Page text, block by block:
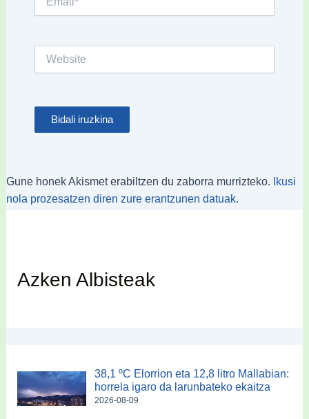
Gune honek Akismet erabiltzen du zaborra murrizteko.
Ikusi
nola prozesatzen diren zure erantzunen datuak.
Azken Albisteak
38,1 ºC Elorrion eta 12,8 litro Mallabian:
horrela igaro da larunbateko ekaitza
2026-08-09